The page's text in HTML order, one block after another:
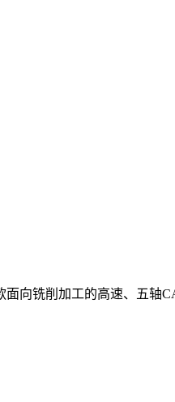
面向铣削加工的高速、五